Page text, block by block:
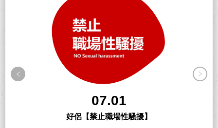
07.01
好侶【禁止職場性騷擾】